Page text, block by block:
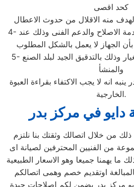
كحد اقصى
4- الاختيار الصحيح لمقدم خدمة الاصلاح والدعم الفنى وذلك عند
5- التأكد من أصلية قطع الغيار وذلك بالتدقيق الجيد لبلد الصنع
والمنشأ
انه لا يجب الاكتفاء بقراءة العبوة
الخارجية.
دايو في مركز بدر
من خلال اتصالك وثقتك بنا نلتزم
من الفنيين المحترفين لصيانة اى
يهمنا جميعا وهو الاسعار الطبيعية
بالمبالغة اوتقديم خصم وهمى اتصالكم
مركز بدر يضمن لكم اصلاحات جيدة